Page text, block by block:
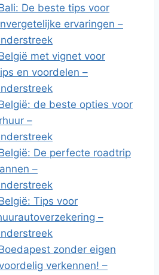
De beste tips voor
ervaringen –
met vignet voor
en voordelen –
de beste opties voor
–
De perfecte roadtrip
–
Tips voor
–
zonder eigen
verkennen! –